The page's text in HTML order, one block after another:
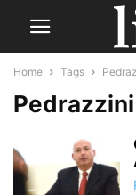
Home Tags
Pedrazzini